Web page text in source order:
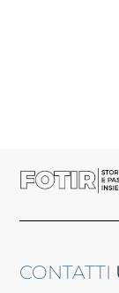
CONTATTI